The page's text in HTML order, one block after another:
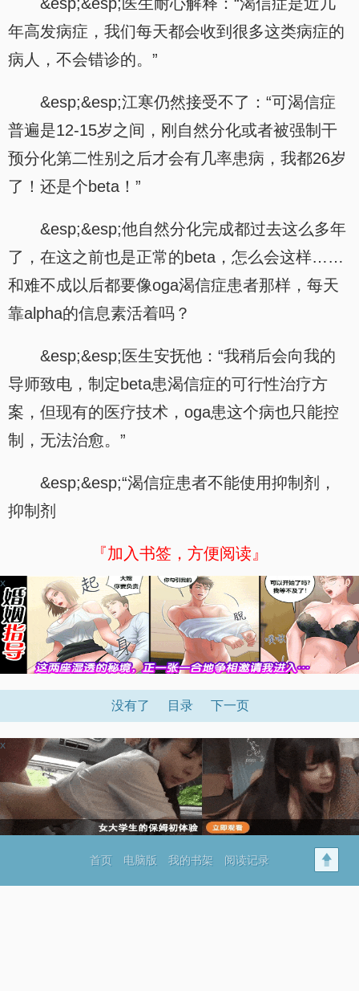
年高发病症，我们每天都会收到很多这类病症的
病人，不会错诊的。”
&esp;&esp;江寒仍然接受不了：“可渴信症
普遍是12-15岁之间，刚自然分化或者被强制干
预分化第二性别之后才会有几率患病，我都26岁
了！还是个beta！”
&esp;&esp;他自然分化完成都过去这么多年
了，在这之前也是正常的beta，怎么会这样……
和难不成以后都要像oga渴信症患者那样，每天
靠alpha的信息素活着吗？
&esp;&esp;医生安抚他：“我稍后会向我的
导师致电，制定beta患渴信症的可行性治疗方
案，但现有的医疗技术，oga患这个病也只能控
制，无法治愈。”
&esp;&esp;“渴信症患者不能使用抑制剂，
抑制剂
『加入书签，方便阅读』
x
没有了 目录 下一页
x
首页 电脑版 我的书架 阅读记录